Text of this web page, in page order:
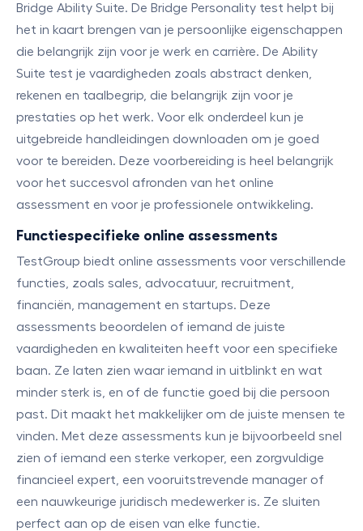
Bridge Ability Suite. De Bridge Personality test helpt bij
het in kaart brengen van je persoonlijke eigenschappen
die belangrijk zijn voor je werk en carrière. De Ability
Suite test je vaardigheden zoals abstract denken,
rekenen en taalbegrip, die belangrijk zijn voor je
prestaties op het werk. Voor elk onderdeel kun je
uitgebreide handleidingen downloaden om je goed
voor te bereiden. Deze voorbereiding is heel belangrijk
voor het succesvol afronden van het online
assessment en voor je professionele ontwikkeling.
Functiespecifieke online assessments
TestGroup biedt online assessments voor verschillende
functies, zoals sales, advocatuur, recruitment,
financiën, management en startups. Deze
assessments beoordelen of iemand de juiste
vaardigheden en kwaliteiten heeft voor een specifieke
baan. Ze laten zien waar iemand in uitblinkt en wat
minder sterk is, en of de functie goed bij die persoon
past. Dit maakt het makkelijker om de juiste mensen te
vinden. Met deze assessments kun je bijvoorbeeld snel
zien of iemand een sterke verkoper, een zorgvuldige
financieel expert, een vooruitstrevende manager of
een nauwkeurige juridisch medewerker is. Ze sluiten
perfect aan op de eisen van elke functie.